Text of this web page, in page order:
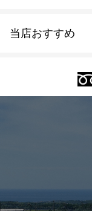
当店おすすめ
式部の香りシリーズ
お茶のギフト
会員規約について
ログイン